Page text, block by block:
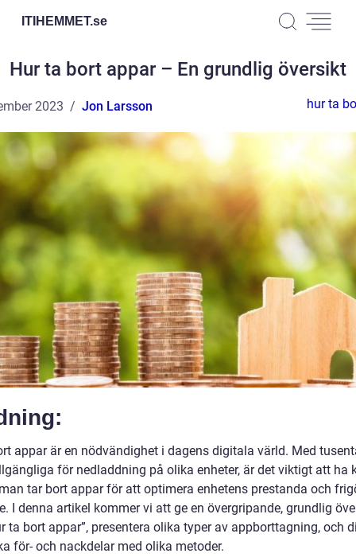
ITIHEMMET.se
Hur ta bort appar – En grundlig översikt
2023 Jon Larsson hur ta
appar är en nödvändighet i dagens digitala värld. Med
för nedladdning på olika enheter, är det viktigt att ha
tar bort appar för att optimera enhetens prestanda och
I denna artikel kommer vi att ge en övergripande, grundlig
ta bort appar”, presentera olika typer av appborttagning, och
för- och nackdelar med olika metoder.